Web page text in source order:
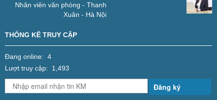
Nhân viên văn phòng - Thanh
Xuân - Hà Nội
THỐNG KÊ TRUY CẬP
Đang online: 4
Lượt truy cập: 1,493
Đăng ký